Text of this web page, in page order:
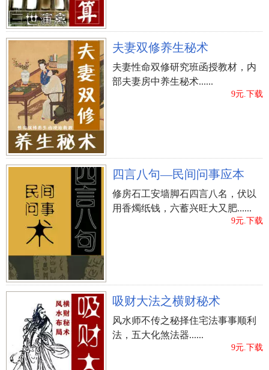
夫妻双修养生秘术
夫妻性命双修研究班函授教材，内
部夫妻房中养生秘术......
9元.下载
四言八句—民间问事应本
修房石工安墙脚石四言八名，伏以
用香燭纸钱，六蓄兴旺大又肥......
9元.下载
吸财大法之横财秘术
风水师不传之秘择住宅法事事顺利
法，五大化煞法器......
9元.下载